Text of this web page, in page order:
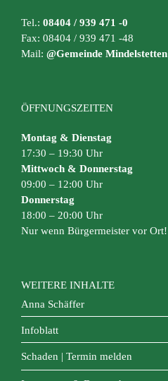
Tel.: 08404 / 939 471 -0
Fax: 08404 / 939 471 -48
Mail: @Gemeinde Mindelstetten
ÖFFNUNGSZEITEN
Montag & Dienstag
17:30 – 19:30 Uhr
Mittwoch & Donnerstag
09:00 – 12:00 Uhr
Donnerstag
18:00 – 20:00 Uhr
Nur wenn Bürgermeister vor Ort!
WEITERE INHALTE
Anna Schäffer
Infoblatt
Schaden | Termin melden